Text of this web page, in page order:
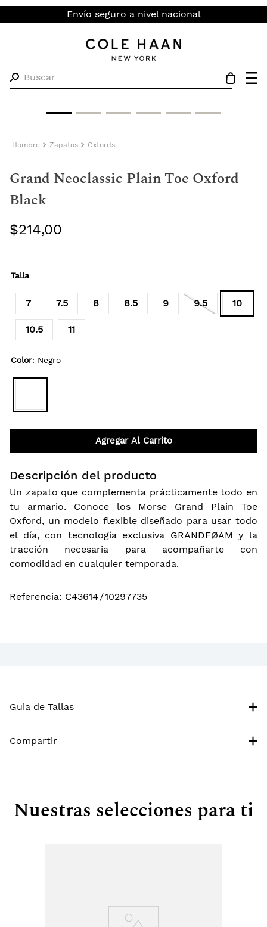
Envío seguro a nivel nacional
Buscar
Hombre Zapatos Oxfords
Grand Neoclassic Plain Toe Oxford
Black
$214,00
Talla
7 7.5 8 8.5 9 9.5 10
10.5 11
Color: Negro
Agregar Al Carrito
Descripción del producto
Un zapato que complementa prácticamente todo en
tu armario. Conoce los Morse Grand Plain Toe
Oxford, un modelo flexible diseñado para usar todo
el día, con tecnología exclusiva GRANDFØAM y la
tracción necesaria para acompañarte con
comodidad en cualquier temporada.
Referencia: C43614 /10297735
Guia de Tallas
Compartir
Nuestras selecciones para ti